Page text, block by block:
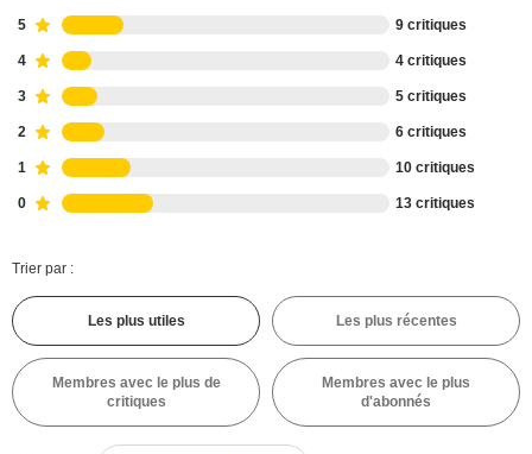
5 9 critiques
4 4 critiques
3 5 critiques
2 6 critiques
1 10 critiques
0 13 critiques
Trier par :
Les plus utiles Les plus récentes
Membres avec le plus de
critiques
Membres avec le plus
d'abonnés